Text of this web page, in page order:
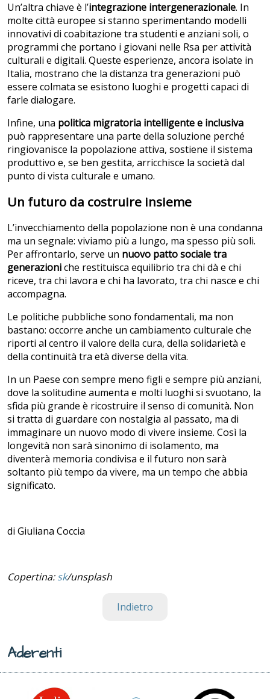
Un’altra chiave è l’integrazione intergenerazionale. In
molte città europee si stanno sperimentando modelli
innovativi di coabitazione tra studenti e anziani soli, o
programmi che portano i giovani nelle Rsa per attività
culturali e digitali. Queste esperienze, ancora isolate in
Italia, mostrano che la distanza tra generazioni può
essere colmata se esistono luoghi e progetti capaci di
farle dialogare.
Infine, una politica migratoria intelligente e inclusiva
può rappresentare una parte della soluzione perché
ringiovanisce la popolazione attiva, sostiene il sistema
produttivo e, se ben gestita, arricchisce la società dal
punto di vista culturale e umano.
Un futuro da costruire insieme
L’invecchiamento della popolazione non è una condanna
ma un segnale: viviamo più a lungo, ma spesso più soli.
Per affrontarlo, serve un nuovo patto sociale tra
generazioniche restituisca equilibrio tra chi dà e chi
riceve, tra chi lavora e chi ha lavorato, tra chi nasce e chi
accompagna.
Le politiche pubbliche sono fondamentali, ma non
bastano: occorre anche un cambiamento culturale che
riporti al centro il valore della cura, della solidarietà e
della continuità tra età diverse della vita.
In un Paese con sempre meno figli e sempre più anziani,
dove la solitudine aumenta e molti luoghi si svuotano, la
sfida più grande è ricostruire il senso di comunità. Non
si tratta di guardare con nostalgia al passato, ma di
immaginare un nuovo modo di vivere insieme. Così la
longevità non sarà sinonimo di isolamento, ma
diventerà memoria condivisa e il futuro non sarà
soltanto più tempo da vivere, ma un tempo che abbia
significato.
di Giuliana Coccia
Copertina:sk/unsplash
Indietro
Aderenti